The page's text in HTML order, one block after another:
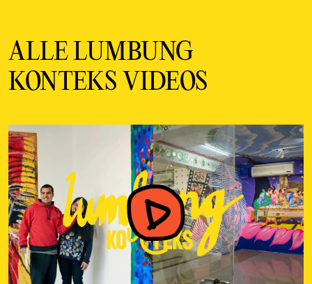
ALLE LUMBUNG
KONTEKS VIDEOS